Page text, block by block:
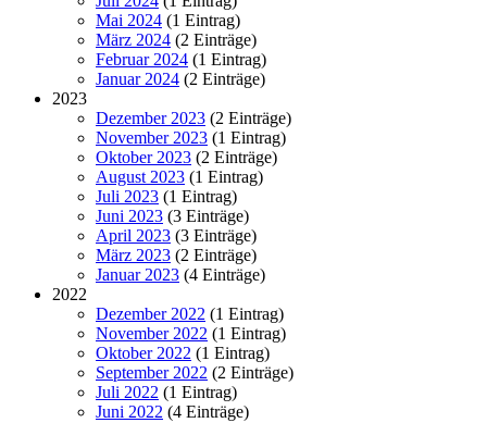
Mai 2024 (1 Eintrag)
März 2024 (2 Einträge)
Februar 2024 (1 Eintrag)
Januar 2024 (2 Einträge)
2023
Dezember 2023 (2 Einträge)
November 2023 (1 Eintrag)
Oktober 2023 (2 Einträge)
August 2023 (1 Eintrag)
Juli 2023 (1 Eintrag)
Juni 2023 (3 Einträge)
April 2023 (3 Einträge)
März 2023 (2 Einträge)
Januar 2023 (4 Einträge)
2022
Dezember 2022 (1 Eintrag)
November 2022 (1 Eintrag)
Oktober 2022 (1 Eintrag)
September 2022 (2 Einträge)
Juli 2022 (1 Eintrag)
Juni 2022 (4 Einträge)